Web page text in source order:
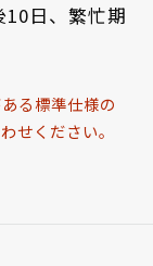
日、繁忙期
る標準仕様の
せください。